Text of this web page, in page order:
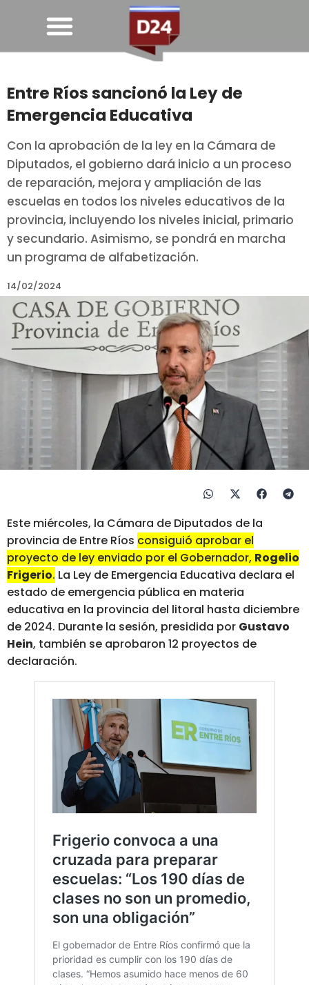
Entre Ríos sancionó la Ley de
Emergencia Educativa
Con la aprobación de la ley en la Cámara de
Diputados, el gobierno dará inicio a un proceso
de reparación, mejora y ampliación de las
escuelas en todos los niveles educativos de la
provincia, incluyendo los niveles inicial, primario
y secundario. Asimismo, se pondrá en marcha
un programa de alfabetización.
14/02/2024
Este miércoles, la Cámara de Diputados de la
provincia de Entre Ríos consiguió aprobar el
proyecto de ley enviado por el Gobernador, Rogelio
Frigerio. La Ley de Emergencia Educativa declara el
estado de emergencia pública en materia
educativa en la provincia del litoral hasta diciembre
de 2024. Durante la sesión, presidida por Gustavo
Hein, también se aprobaron 12 proyectos de
declaración.